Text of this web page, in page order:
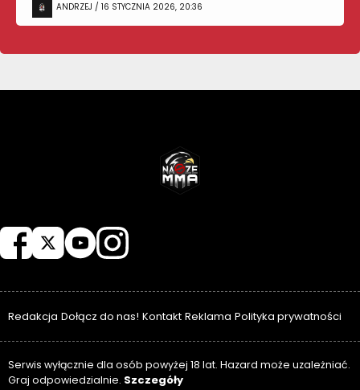
ANDRZEJ / 16 STYCZNIA 2026, 20:36
Redakcja Dołącz do nas! Kontakt Reklama Polityka prywatności
Serwis wyłącznie dla osób powyżej 18 lat. Hazard może uzależniać.
Graj odpowiedzialnie. Szczegóły